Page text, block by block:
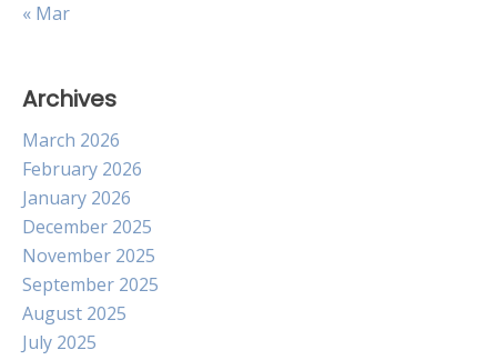
« Mar
Archives
March 2026
February 2026
January 2026
December 2025
November 2025
September 2025
August 2025
July 2025